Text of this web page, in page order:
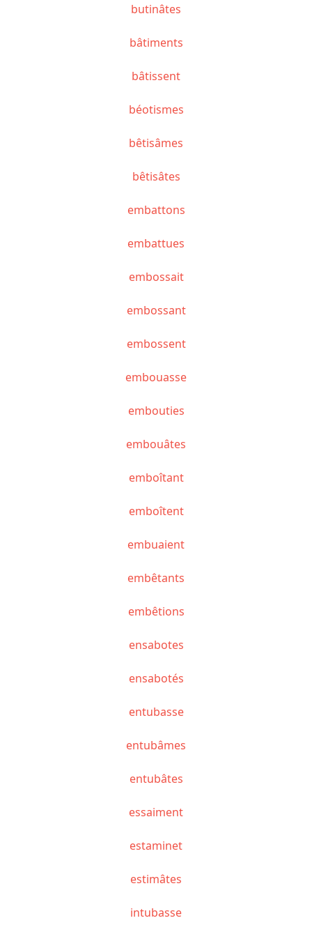
butinâtes
bâtiments
bâtissent
béotismes
bêtisâmes
bêtisâtes
embattons
embattues
embossait
embossant
embossent
embouasse
embouties
embouâtes
emboîtant
emboîtent
embuaient
embêtants
embêtions
ensabotes
ensabotés
entubasse
entubâmes
entubâtes
essaiment
estaminet
estimâtes
intubasse